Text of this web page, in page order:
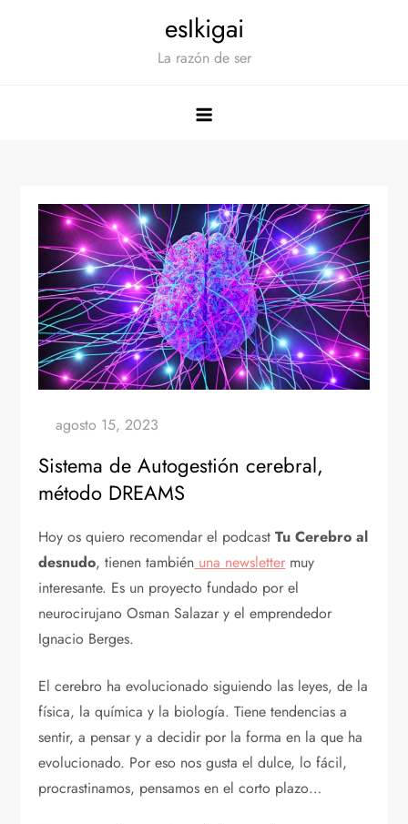
esIkigai
La razón de ser
Sistema de Autogestión cerebral,
método DREAMS
Hoy os quiero recomendar el podcastTu Cerebro al
desnudo, tienen también una newsletter muy
interesante. Es un proyecto fundado por el
neurocirujano Osman Salazar y el emprendedor
Ignacio Berges.
El cerebro ha evolucionado siguiendo las leyes, de la
física, la química y la biología. Tiene tendencias a
sentir, a pensar y a decidir por la forma en la que ha
evolucionado. Por eso nos gusta el dulce, lo fácil,
procrastinamos, pensamos en el corto plazo…